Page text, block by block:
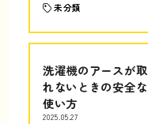
未分類
洗濯機のアースが取
れないときの安全な
使い方
2025.05.27